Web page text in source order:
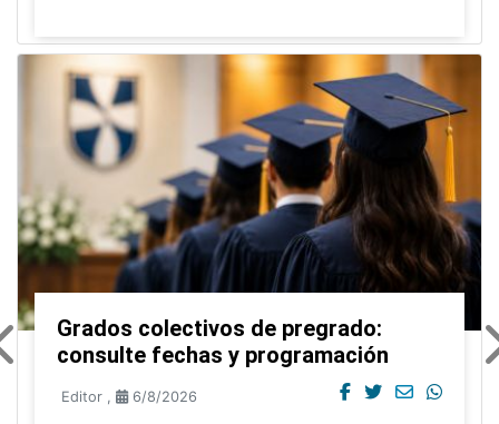
Grados colectivos de pregrado:
consulte fechas y programación
Editor , 6/8/2026